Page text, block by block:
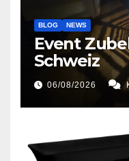
BLOG NEWS
Event
Schweiz
06/08/2026